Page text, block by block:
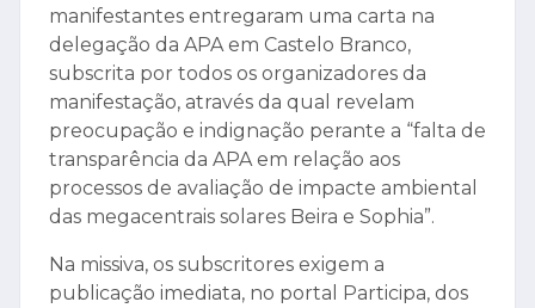
manifestantes entregaram uma carta na
delegação da APA em Castelo Branco,
subscrita por todos os organizadores da
manifestação, através da qual revelam
preocupação e indignação perante a “falta de
transparência da APA em relação aos
processos de avaliação de impacte ambiental
das megacentrais solares Beira e Sophia”.
Na missiva, os subscritores exigem a
publicação imediata, no portal Participa, dos